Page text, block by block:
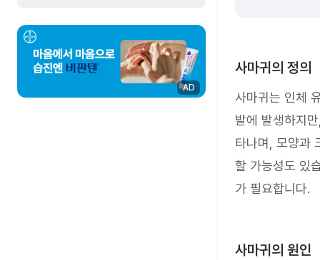
AD
사마귀의 정의
사마귀는 인체
발에 발생하지
타나며, 모양과
할 가능성도 있
가 필요합니다.
사마귀의 원인